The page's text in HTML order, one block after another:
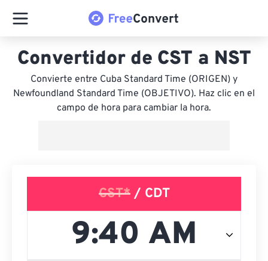
Convertidor de CST a NST
Convierte entre Cuba Standard Time (ORIGEN) y
Newfoundland Standard Time (OBJETIVO). Haz clic en el
campo de hora para cambiar la hora.
CST*/ CDT